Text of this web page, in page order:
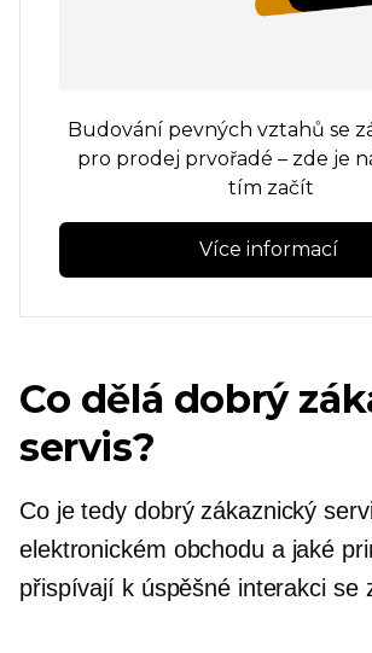
Budování pevných vztahů se
pro prodej prvořadé – zde je
tím začít
Více informací
Co dělá dobrý
servis?
Co je tedy dobrý zákaznický
elektronickém obchodu a jaké
přispívají k úspěšné interakci se